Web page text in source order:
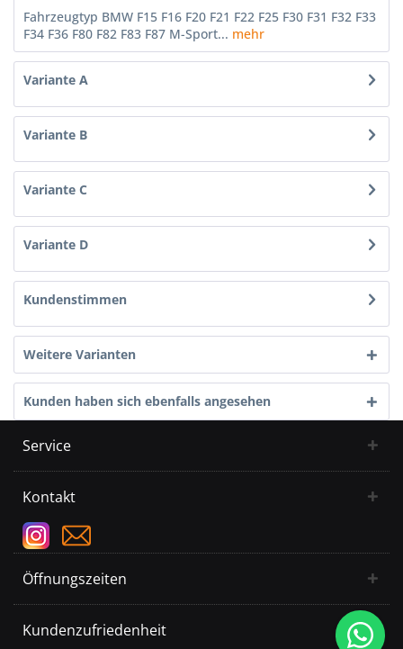
Fahrzeugtyp BMW F15 F16 F20 F21 F22 F25 F30 F31 F32 F33
F34 F36 F80 F82 F83 F87 M-Sport... mehr
Variante A
Variante B
Variante C
Variante D
Kundenstimmen
Weitere Varianten
Kunden haben sich ebenfalls angesehen
Service
Kontakt
Öffnungszeiten
Kundenzufriedenheit